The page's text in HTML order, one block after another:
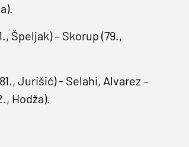
Špeljak) – Skorup (79.,
Jurišić) - Selahi, Alvarez –
Hodža).